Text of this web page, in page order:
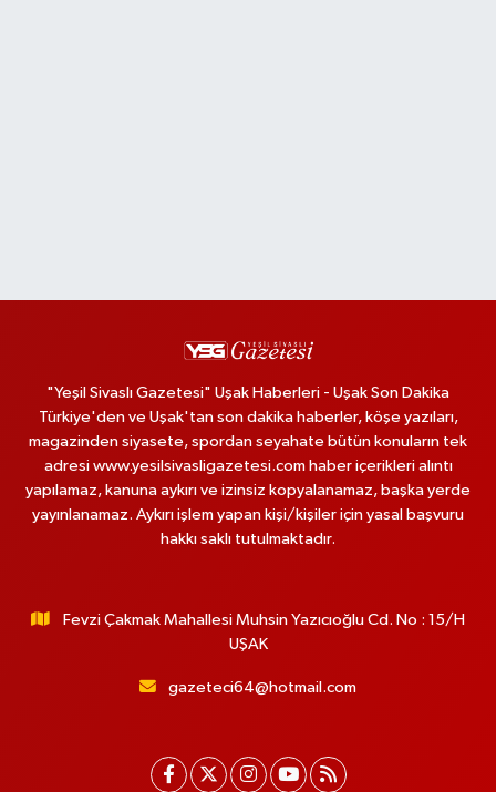
"Yeşil Sivaslı Gazetesi" Uşak Haberleri - Uşak Son Dakika
Türkiye'den ve Uşak'tan son dakika haberler, köşe yazıları,
magazinden siyasete, spordan seyahate bütün konuların tek
adresi www.yesilsivasligazetesi.com haber içerikleri alıntı
yapılamaz, kanuna aykırı ve izinsiz kopyalanamaz, başka yerde
yayınlanamaz. Aykırı işlem yapan kişi/kişiler için yasal başvuru
hakkı saklı tutulmaktadır.
Fevzi Çakmak Mahallesi Muhsin Yazıcıoğlu Cd. No : 15/H
UŞAK
gazeteci64@hotmail.com